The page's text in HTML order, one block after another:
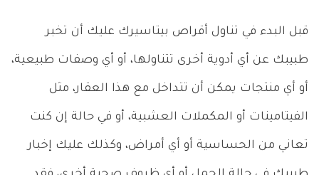
قبل البدء في تناول أقراص بيتاسيرك عليك أن تخبر
طبيبك عن أي أدوية أخرى تتناولها، أو أي وصفات طبيعية،
أو أي منتجات يمكن أن تتداخل مع هذا العقار، مثل
الفيتامينات أو المكملات العشبية، أو في حالة إن كنت
تعاني من الحساسية أو أي أمراض، وكذلك عليك إخبار